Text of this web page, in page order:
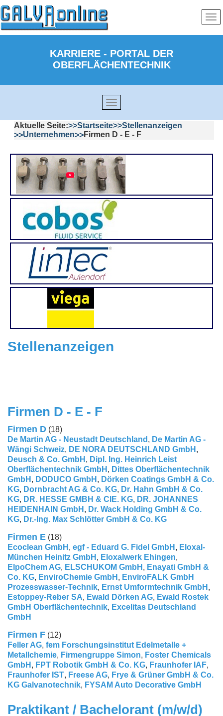
KARRIERE - PORTAL DER
OBERFLÄCHENTECHNIK
Aktuelle Seite: Startseite
Stellenanzeigen
Unternehmen
Firmen D - E - F
Stellenanzeigen
Firmen D - E - F
Firmen D (18)
De Martin AG - Neustadt Deutschland , De Martin AG -
Wängi Schweiz, DE NORA DEUTSCHLAND GmbH ,
Deusch & Co. GmbH , Dipl. Ing. Heinrich Leist
Oberflächentechnik GmbH , Dittes Oberflächentechnik
GmbH , DODUCO GmbH , Dörken Coatings GmbH & Co.
KG, Dornbracht AG & Co. KG, Dr. Hahn GmbH & Co.
KG, DR. HESSE GMBH & CIE. KG, DR. JOHANNES
HEIDENHAIN GmbH , Dr. Wack Holding GmbH & Co.
KG, Dr.-Ing. Max Schlötter GmbH & Co. KG
Firmen E (18)
Ecoclean GmbH , egf - Eduard G. Fidel GmbH , Eloxal-
München Heinitz GmbH , Eloxalwerk Ehingen,
ElpoChem AG, ELSCHUKOM GmbH , Enayati GmbH &
Co. KG, EnviroChemie GmbH , EnviroFALK GmbH
Prozesswasser-Technik, Ernst Umformtechnik GmbH ,
Estoppey-Reber SA, Ewald Dörken AG, Ewald Rostek
GmbH Oberflächentechnik, Excelitas Deutschland
GmbH
Firmen F (12)
Feller AG, fem Forschungsinstitut Edelmetalle +
Metallchemie, Firmengruppe Simon, Foster Chemicals
GmbH , FPT Robotik GmbH & Co. KG, Fraunhofer IAF,
Fraunhofer IST, Freese AG, Frye & Grüner GmbH & Co.
KG Galvanotechnik, FYSAM Auto Decorative GmbH
Praktikant / Bachelorant (m/w/d)